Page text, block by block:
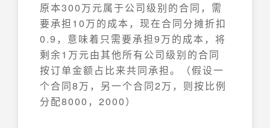
原本300万元属于公司级别的合同，需
要承担10万的成本，现在合同分摊折扣
0.9，意味着只需要承担9万的成本，将
剩余1万元由其他所有公司级别的合同
按订单金额占比来共同承担。（假设一
个合同8万，另一个合同2万，则按比例
分配8000，2000）